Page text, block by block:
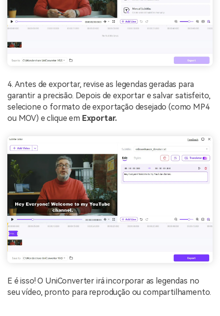
4. Antes de exportar, revise as legendas geradas para
garantir a precisão. Depois de exportar e salvar satisfeito,
selecione o formato de exportação desejado (como MP4
ou MOV) e clique em Exportar.
E é isso! O UniConverter irá incorporar as legendas no
seu vídeo, pronto para reprodução ou compartilhamento.